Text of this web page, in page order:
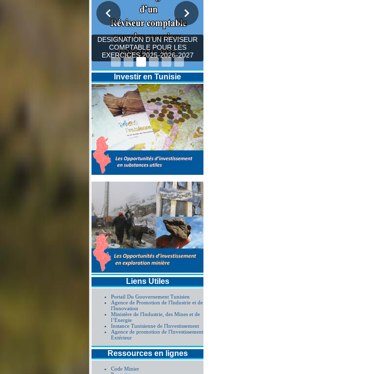
DESIGNATION D’UN REVISEUR
COMPTABLE POUR LES
EXERCICES 2025-2026-2027
Investir en Tunisie
Liens Utiles
Portail Du Gouvernement Tunisien
Agence de Promotion de l'Industrie et de
l'Innovation
Ministère de l'Industrie, des Mines et de
l’Energie
Instance Tunisienne de l'Investissement
Agence de promotion de l'Investissement
Extérieur
Ressources en lignes
Code Minier